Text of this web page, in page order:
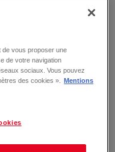
?
de vous proposer une
de votre navigation
sociaux. Vous pouvez
des cookies ».
Mentions